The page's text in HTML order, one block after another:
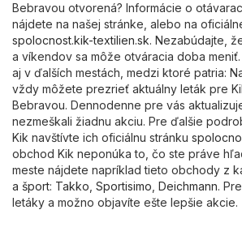
Bebravou otvorená? Informácie o
nájdete na našej stránke, alebo na
spolocnost.kik-textilien.sk. Nezabúdajte,
a víkendov sa môže otváracia doba
aj v ďalších mestách, medzi ktoré patria:
vždy môžete prezrieť aktuálny leták pre
Bebravou. Dennodenne pre vás
nezmeškali žiadnu akciu. Pre ďalšie
Kik navštívte ich oficiálnu stránku
obchod Kik neponúka to, čo ste práve
meste nájdete napríklad tieto obchody z
a šport: Takko Sportisimo Deichmann.
letáky a možno objavíte ešte lepšie akcie.